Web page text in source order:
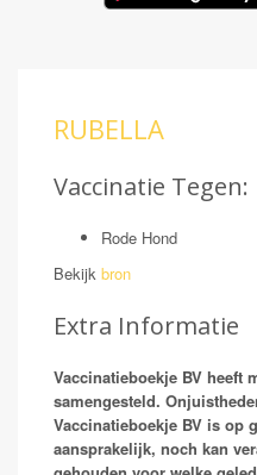
RUBELLA
Vaccinatie Tegen:
Rode Hond
Bekijk bron
Extra Informatie
Vaccinatieboekje BV heeft
samengesteld.
Vaccinatieboekje BV is op
aansprakelijk, noch kan